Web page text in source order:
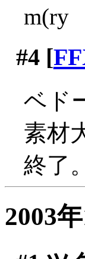
m(ry
#4[
ベド
素材
終了。
2003